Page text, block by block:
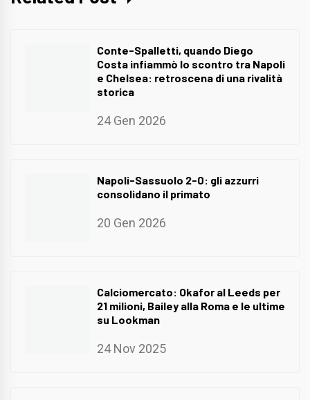
Conte-Spalletti, quando Diego
Costa infiammò lo scontro tra Napoli
e Chelsea: retroscena di una rivalità
storica
24 Gen 2026
Napoli-Sassuolo 2-0: gli azzurri
consolidano il primato
20 Gen 2026
Calciomercato: Okafor al Leeds per
21 milioni, Bailey alla Roma e le ultime
su Lookman
24 Nov 2025